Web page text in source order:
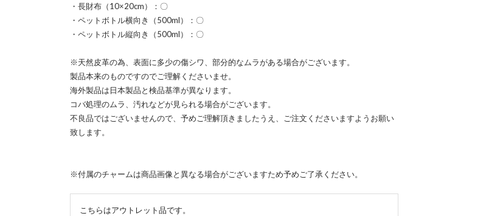
・長財布（10×20cm）：〇
・ペットボトル横向き（500ml）：〇
・ペットボトル縦向き（500ml）：〇
※天然皮革の為、表面に多少の傷シワ、部分的なムラがある場合がございます。
製品本来のものですのでご理解くださいませ。
海外製品は日本製品と検品基準が異なります。
コバ処理のムラ、汚れなどが見られる場合がございます。
不良品ではございませんので、予めご理解頂きましたうえ、ご注文くださいますようお願い
致します。
※付属のチャームは商品画像と異なる場合がございますため予めご了承ください。
こちらはアウトレット品です。